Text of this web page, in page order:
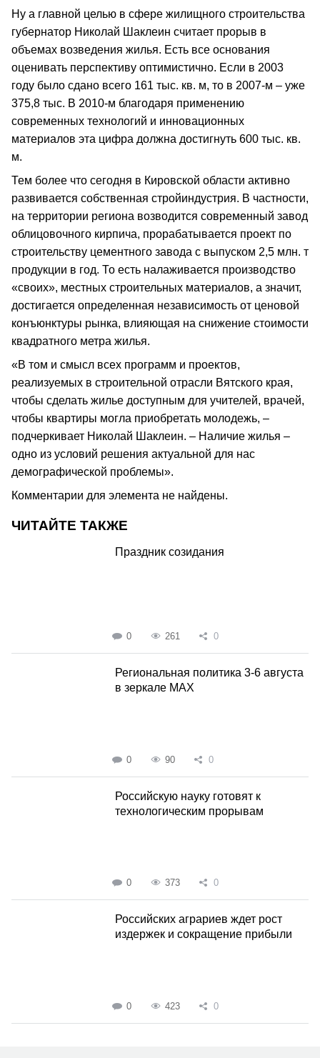
Ну а главной целью в сфере жилищного строительства
губернатор Николай Шаклеин считает прорыв в
объемах возведения жилья. Есть все основания
оценивать перспективу оптимистично. Если в 2003
году было сдано всего 161 тыс. кв. м, то в 2007-м – уже
375,8 тыс. В 2010-м благодаря применению
современных технологий и инновационных
материалов эта цифра должна достигнуть 600 тыс. кв.
м.
Тем более что сегодня в Кировской области активно
развивается собственная стройиндустрия. В частности,
на территории региона возводится современный завод
облицовочного кирпича, прорабатывается проект по
строительству цементного завода с выпуском 2,5 млн. т
продукции в год. То есть налаживается производство
«своих», местных строительных материалов, а значит,
достигается определенная независимость от ценовой
конъюнктуры рынка, влияющая на снижение стоимости
квадратного метра жилья.
«В том и смысл всех программ и проектов,
реализуемых в строительной отрасли Вятского края,
чтобы сделать жилье доступным для учителей, врачей,
чтобы квартиры могла приобретать молодежь, –
подчеркивает Николай Шаклеин. – Наличие жилья –
одно из условий решения актуальной для нас
демографической проблемы».
Комментарии для элемента не найдены.
ЧИТАЙТЕ ТАКЖЕ
Праздник созидания
0 261 0
Региональная политика 3-6 августа
в зеркале MAX
0 90 0
Российскую науку готовят к
технологическим прорывам
0 373 0
Российских аграриев ждет рост
издержек и сокращение прибыли
0 423 0